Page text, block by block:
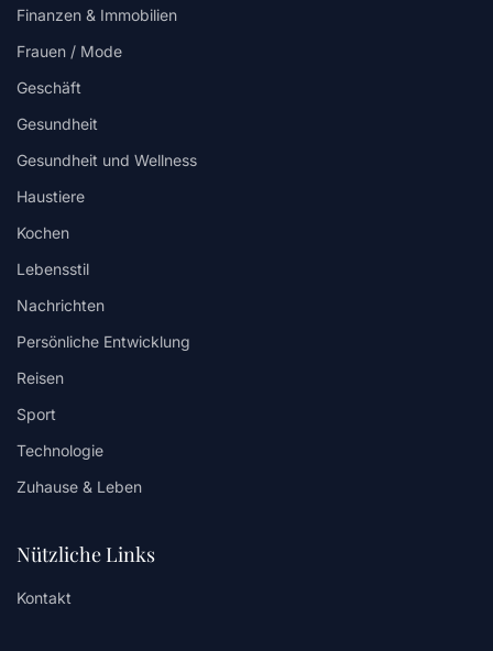
Finanzen & Immobilien
Frauen / Mode
Geschäft
Gesundheit
Gesundheit und Wellness
Haustiere
Kochen
Lebensstil
Nachrichten
Persönliche Entwicklung
Reisen
Sport
Technologie
Zuhause & Leben
Nützliche Links
Kontakt